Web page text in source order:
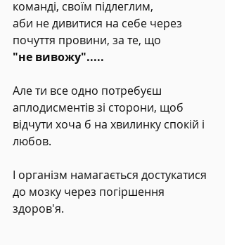
команді, своїм підлеглим,
аби не дивитися на себе через
почуття провини, за те, що
"не вивожу".....
Але ти все одно потребуєш
аплодисментів зі сторони, щоб
відчути хоча б на хвилинку спокій і
любов.
І організм намагається достукатися
до мозку через погіршення
здоров'я.